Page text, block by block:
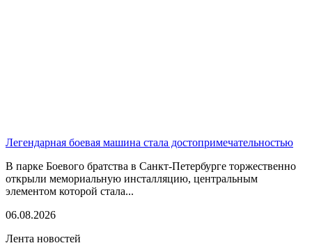
Легендарная боевая машина стала достопримечательностью
В парке Боевого братства в Санкт-Петербурге торжественно
открыли мемориальную инсталляцию, центральным
элементом которой стала...
06.08.2026
Лента новостей